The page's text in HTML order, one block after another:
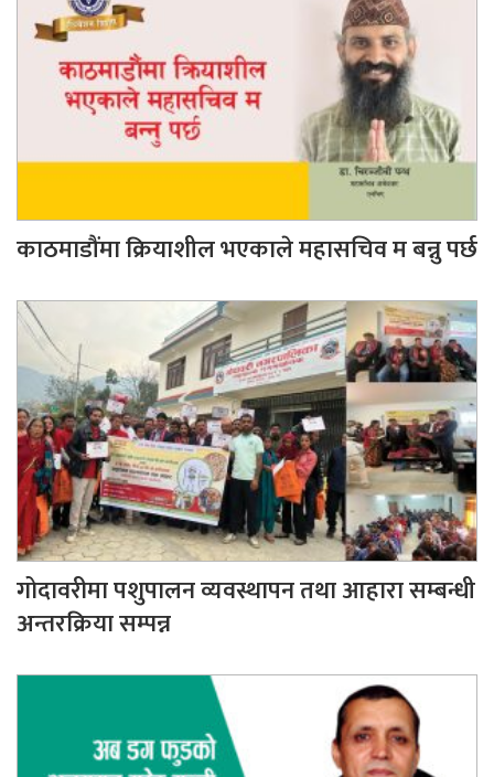
काठमाडौंमा क्रियाशील भएकाले महासचिव म बन्नु पर्छ
गोदावरीमा पशुपालन व्यवस्थापन तथा आहारा सम्बन्धी
अन्तरक्रिया सम्पन्न